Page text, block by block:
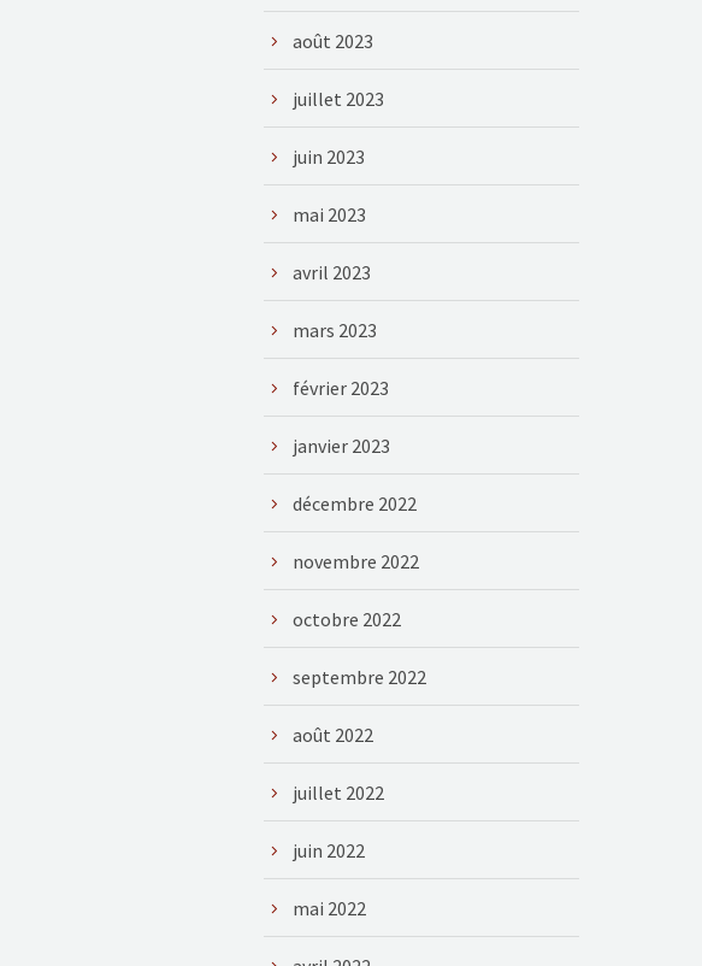
août 2023
juillet 2023
juin 2023
mai 2023
avril 2023
mars 2023
février 2023
janvier 2023
décembre 2022
novembre 2022
octobre 2022
septembre 2022
août 2022
juillet 2022
juin 2022
mai 2022